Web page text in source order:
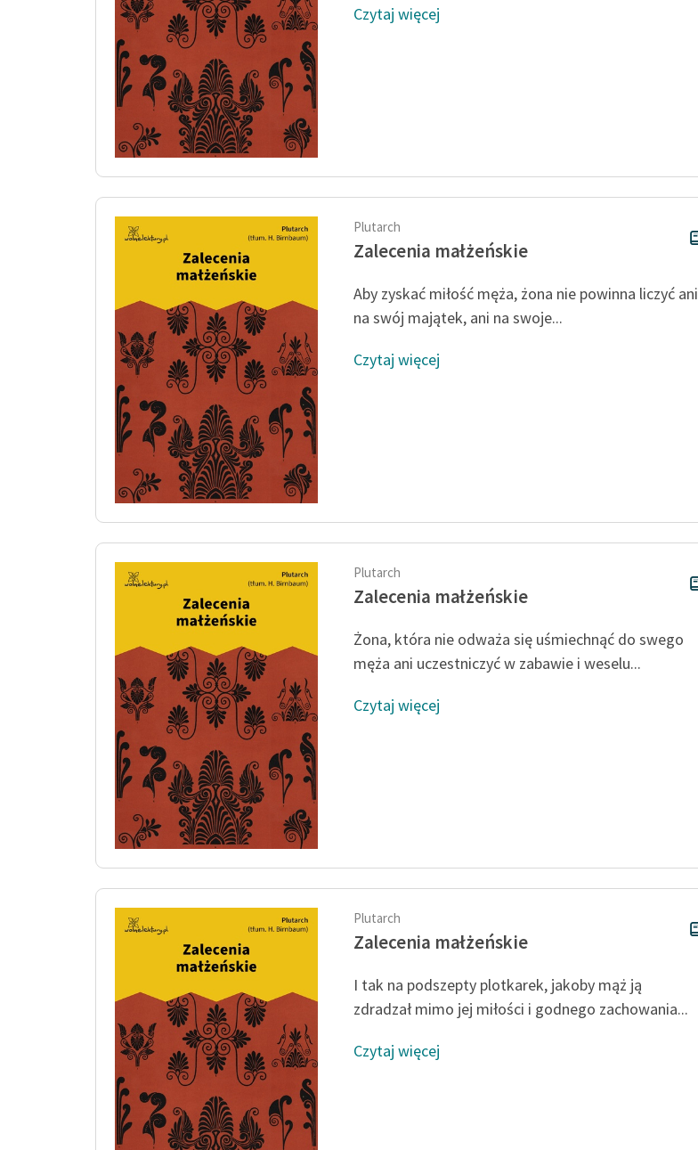
Czytaj więcej
Plutarch
Zalecenia małżeńskie
Aby zyskać miłość męża, żona nie powinna liczyć ani
na swój majątek, ani na swoje...
Czytaj więcej
Plutarch
Zalecenia małżeńskie
Żona, która nie odważa się uśmiechnąć do swego
męża ani uczestniczyć w zabawie i weselu...
Czytaj więcej
Plutarch
Zalecenia małżeńskie
I tak na podszepty plotkarek, jakoby mąż ją
zdradzał mimo jej miłości i godnego zachowania...
Czytaj więcej